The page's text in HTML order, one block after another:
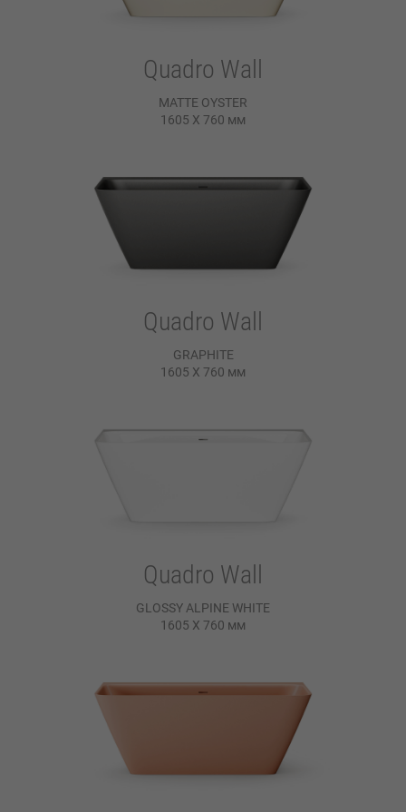
Quadro Wall
MATTE OYSTER
1605 X 760 мм
Quadro Wall
GRAPHITE
1605 X 760 мм
Quadro Wall
GLOSSY ALPINE WHITE
1605 X 760 мм